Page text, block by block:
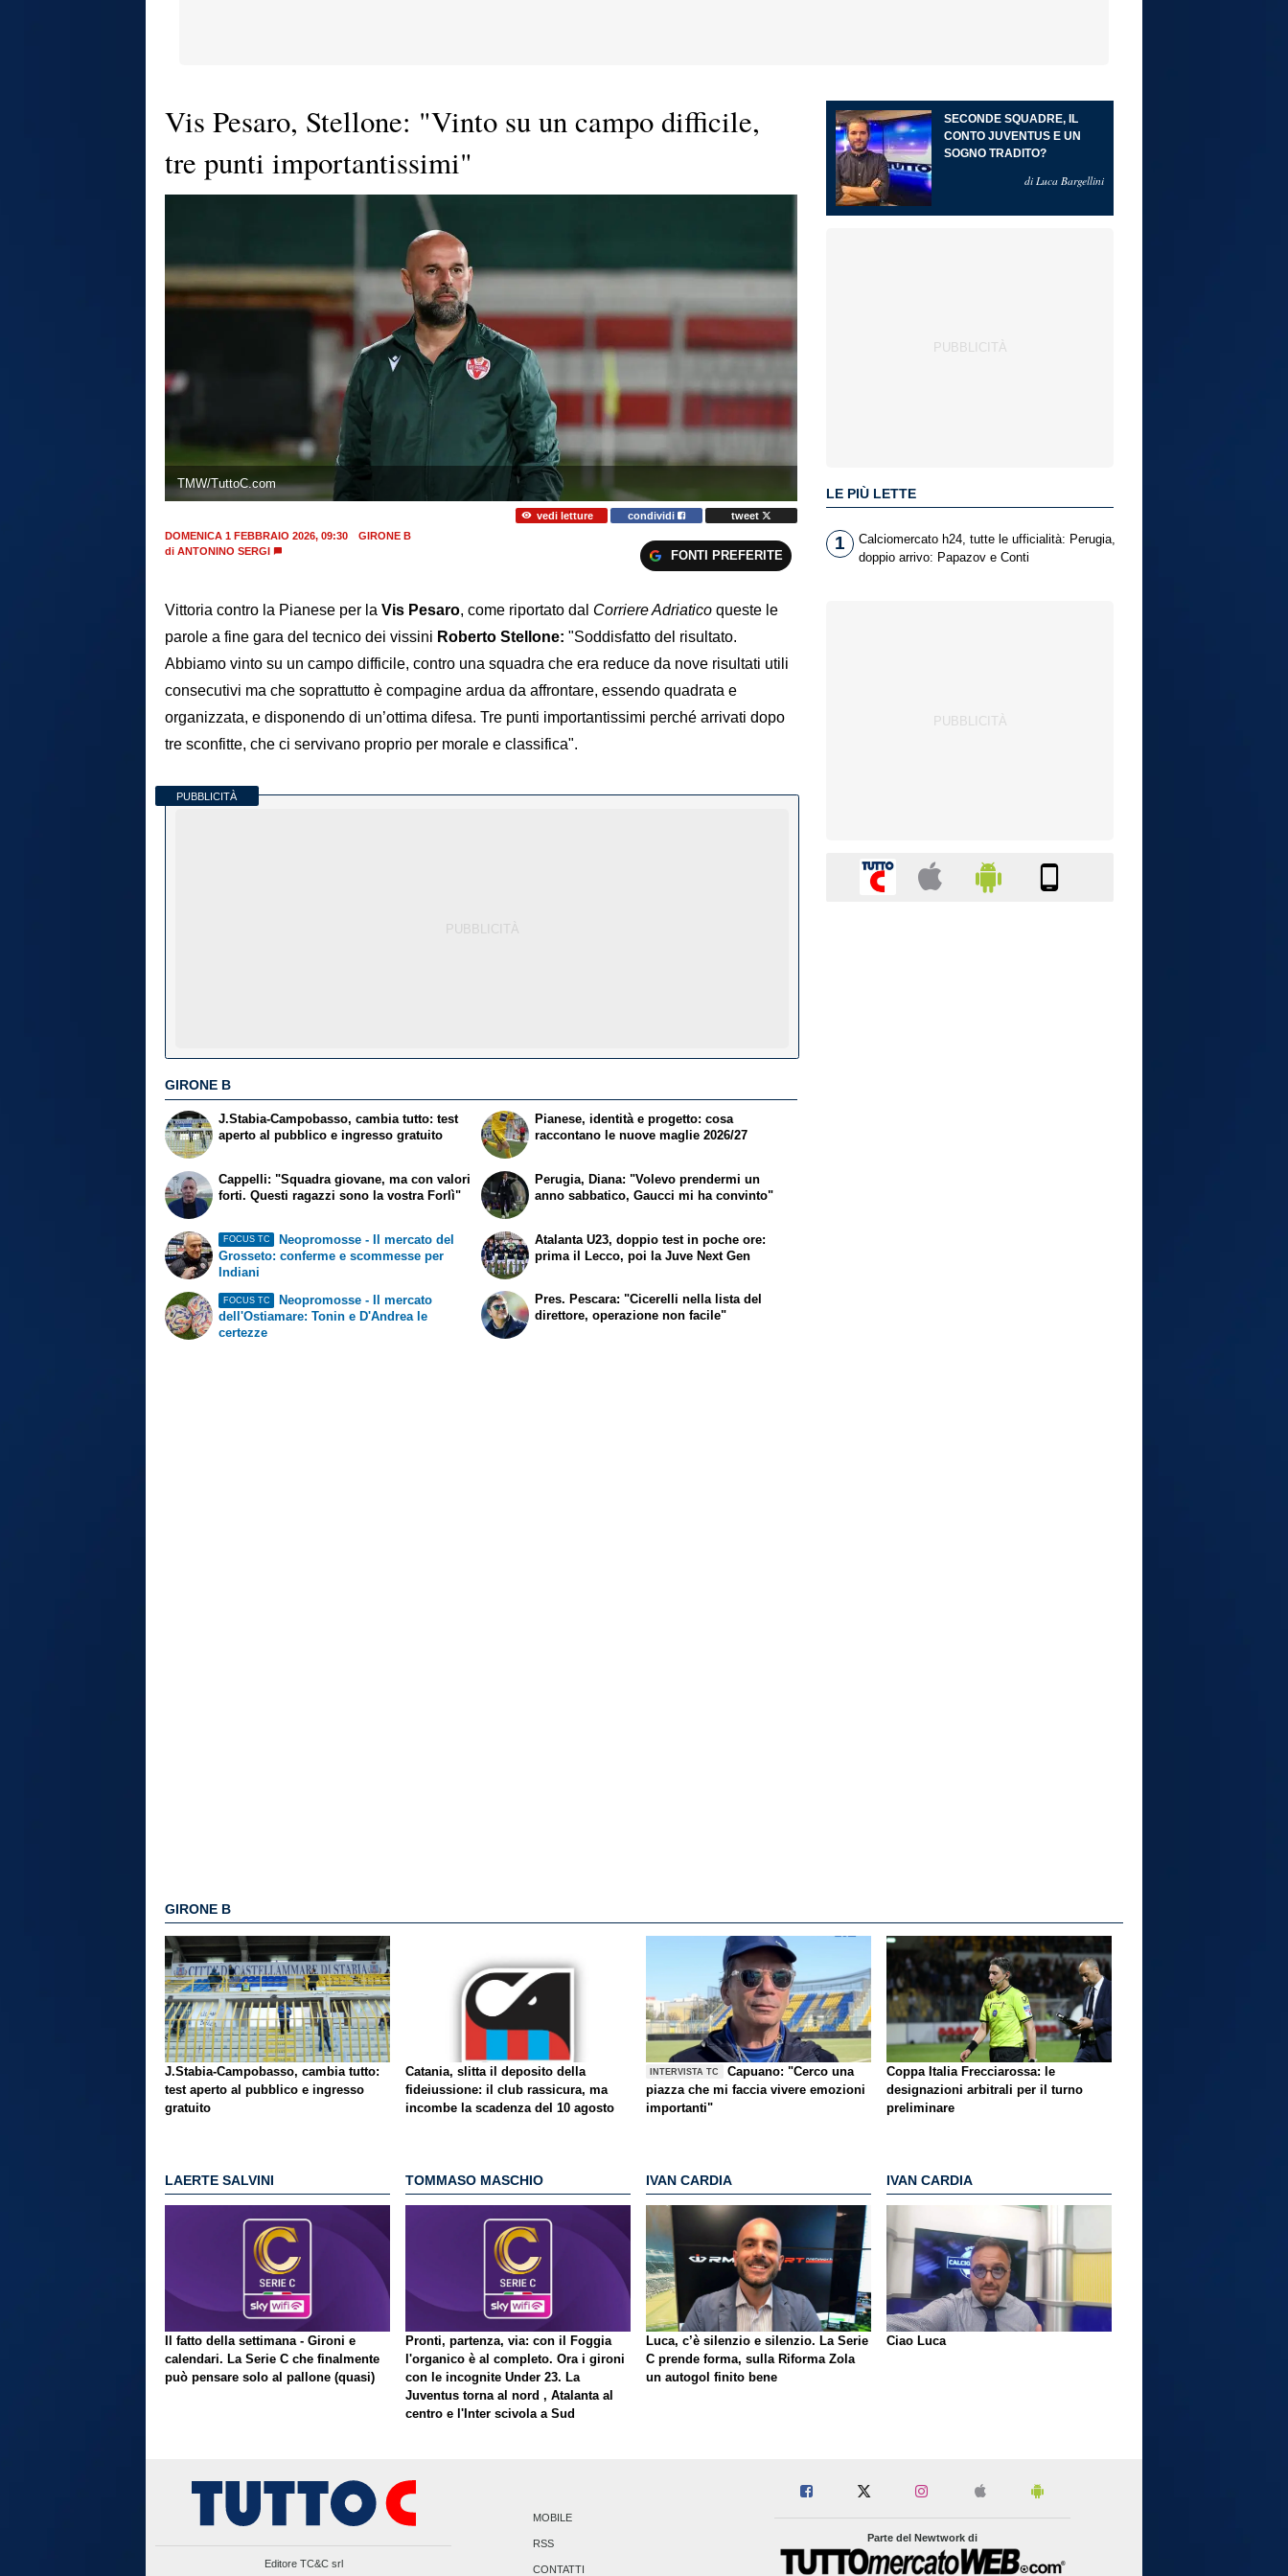
Vis Pesaro, Stellone: "Vinto su un campo difficile,
tre punti importantissimi"
TMW/TuttoC.com
vedi letture condividi
tweet
DOMENICA 1 FEBBRAIO 2026, 09:30
GIRONE B
di ANTONINO SERGI FONTI PREFERITE
Vittoria contro la Pianese per la Vis Pesaro, come riportato dal Corriere Adriatico queste le
parole a fine gara del tecnico dei vissini Roberto Stellone: "Soddisfatto del risultato.
Abbiamo vinto su un campo difficile, contro una squadra che era reduce da nove risultati utili
consecutivi ma che soprattutto è compagine ardua da affrontare, essendo quadrata e
organizzata, e disponendo di un’ottima difesa. Tre punti importantissimi perché arrivati dopo
tre sconfitte, che ci servivano proprio per morale e classifica".
PUBBLICITÀ
GIRONE B
J.Stabia-Campobasso, cambia tutto: test
aperto al pubblico e ingresso gratuito
Cappelli: "Squadra giovane, ma con valori
forti. Questi ragazzi sono la vostra Forlì"
Pianese, identità e progetto: cosa
raccontano le nuove maglie 2026/27
Perugia, Diana: "Volevo prendermi un
anno sabbatico, Gaucci mi ha convinto"
FOCUS TC
Neopromosse - Il mercato del
Grosseto: conferme e scommesse per
Indiani
FOCUS TC
Neopromosse - Il mercato
dell'Ostiamare: Tonin e D'Andrea le
certezze
Atalanta U23, doppio test in poche ore:
prima il Lecco, poi la Juve Next Gen
Pres. Pescara: "Cicerelli nella lista del
direttore, operazione non facile"
SECONDE SQUADRE, IL
CONTO JUVENTUS E UN
SOGNO TRADITO?
di Luca Bargellini
LE PIÙ LETTE
1
Calciomercato h24, tutte le ufficialità: Perugia,
doppio arrivo: Papazov e Conti
GIRONE B
J.Stabia-Campobasso, cambia tutto:
test aperto al pubblico e ingresso
gratuito
Catania, slitta il deposito della
fideiussione: il club rassicura, ma
incombe la scadenza del 10 agosto
INTERVISTA TC
Capuano: "Cerco una
piazza che mi faccia vivere emozioni
importanti"
Coppa Italia Frecciarossa: le
designazioni arbitrali per il turno
preliminare
LAERTE SALVINI
Il fatto della settimana - Gironi e
calendari. La Serie C che finalmente
può pensare solo al pallone (quasi)
TOMMASO MASCHIO
Pronti, partenza, via: con il Foggia
l'organico è al completo. Ora i gironi
con le incognite Under 23. La
Juventus torna al nord , Atalanta al
centro e l'Inter scivola a Sud
IVAN CARDIA
Luca, c’è silenzio e silenzio. La Serie
C prende forma, sulla Riforma Zola
un autogol finito bene
IVAN CARDIA
Ciao Luca
Editore TC&C srl
MOBILE
RSS
CONTATTI
Parte del Newtwork di